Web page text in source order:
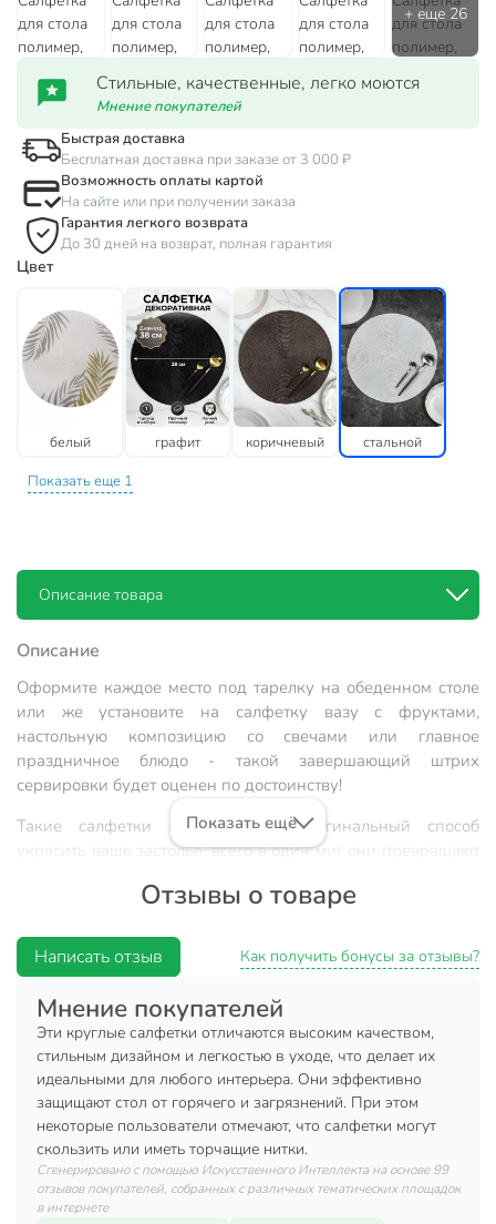
Стильные, качественные, легко моются
Мнение покупателей
Быстрая доставка
Бесплатная доставка при заказе от 3 000 ₽
Возможность оплаты картой
На сайте или при получении заказа
Гарантия легкого возврата
До 30 дней на возврат, полная гарантия
Цвет
белый графит коричневый стальной
Показать еще 1
Описание товара
Описание
Оформите каждое место под тарелку на обеденном столе
или же установите на салфетку вазу с фруктами,
настольную композицию со свечами или главное
праздничное блюдо - такой завершающий штрих
сервировки будет оценен по достоинству!
Такие салфетки - простой и оригинальный способ
украсить ваше застолье, всего в один миг они превращают
Вы можете приобрести «Салфетка для стола полимер,
38х38 см, круглая, стальная, Y6-2538» и другие товары в
нашем интернет-магазине в Таганроге по низким ценам и
с бесплатным самовывозом.
Техническая информация
Ширина, см
38 см
Длина, см
Количество в наборе, шт
1 шт
Показать ещё
Отзывы о товаре
Написать отзыв Как получить бонусы за отзывы?
Мнение покупателей
Эти круглые салфетки отличаются высоким качеством,
стильным дизайном и легкостью в уходе, что делает их
идеальными для любого интерьера. Они эффективно
защищают стол от горячего и загрязнений. При этом
некоторые пользователи отмечают, что салфетки могут
скользить или иметь торчащие нитки.
Сгенерировано с помощью Искусственного Интеллекта на основе 99
отзывов покупателей, собранных с различных тематических площадок
в интернете